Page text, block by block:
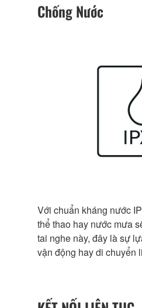
Chống Nước
Với chuẩn kháng nước
thể thao hay nước mưa
tai nghe này, đây là sự
vận động hay di chuyển